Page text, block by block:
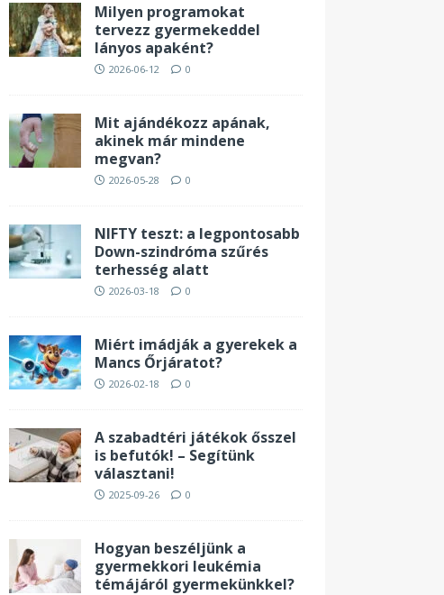
Milyen programokat
tervezz gyermekeddel
lányos apaként?
2026-06-12 0
Mit ajándékozz apának,
akinek már mindene
megvan?
2026-05-28 0
NIFTY teszt: a legpontosabb
Down-szindróma szűrés
terhesség alatt
2026-03-18 0
Miért imádják a gyerekek a
Mancs Őrjáratot?
2026-02-18 0
A szabadtéri játékok ősszel
is befutók! – Segítünk
választani!
2025-09-26 0
Hogyan beszéljünk a
gyermekkori leukémia
témájáról gyermekünkkel?